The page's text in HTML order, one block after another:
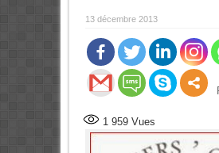
13 décembre 2013
1 959Vues